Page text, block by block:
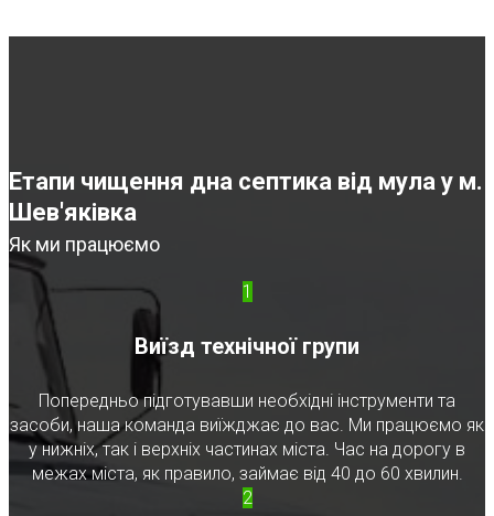
Етапи чищення дна септика від мула у м.
Шев'яківка
Як ми працюємо
1
Виїзд технічної групи
Попередньо підготувавши необхідні інструменти та
засоби, наша команда виїжджає до вас. Ми працюємо як
у нижніх, так і верхніх частинах міста. Час на дорогу в
межах міста, як правило, займає від 40 до 60 хвилин.
2